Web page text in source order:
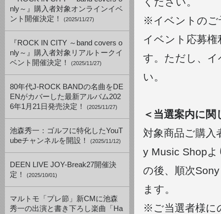
nly～』購入者対象オンラインイベ
ント開催決定！
(2025/11/27)
『ROCK IN CITY ～band covers o
nly～』購入者対象リアルトークイ
ベント開催決定！
(2025/11/27)
80年代J-ROCK BANDの名曲をDE
ENがカバーした最新アルバム202
6年1月21日発売決定！
(2025/11/27)
池森秀一：ゴルフに特化したYouT
ubeチャンネルを開設！
(2025/11/12)
DEEN LIVE JOY-Break27開催決
定！
(2025/10/01)
マルトモ「プレ節」新CMに池森
秀一の出演と書き下ろし楽曲「Ha
※イベントのご
イベント応募
す。ただし、
い。
＜当選案内に関
対象商品ご購入
y Music Shop
の後、順次
ます。
※ご当選者様に